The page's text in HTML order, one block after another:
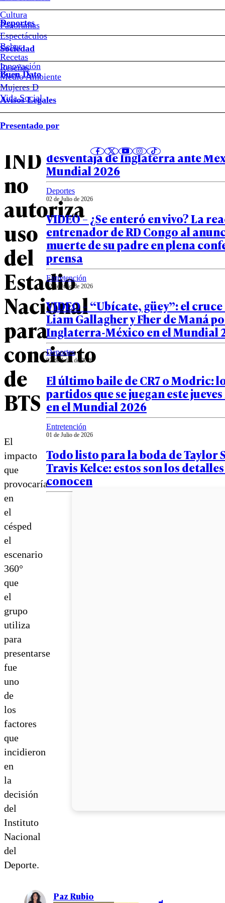
Cultura
Panoramas
Espectáculos
Beber
Recetas
Reseñas
Deportes
Sociedad
Innovación
Medio Ambiente
Mujeres D
Vida Social
Buen Dato
Avisos Legales
Presentado por
Deporte
#Magazine
Golpe
para
las
ARMYS:
IND
no
autoriza
uso
del
Estadio
Nacional
para
concierto
de
BTS
El
impacto
que
provocaría
en
el
césped
el
escenario
360°
que
el
grupo
utiliza
para
presentarse
fue
uno
de
los
factores
que
incidieron
en
la
decisión
del
Instituto
Nacional
del
Deporte.
Paz Rubio
Notas relacionadas
02 de Julio de 2026
“Imposible adaptarse”: Tuchel
desventaja de Inglaterra ante
Mundial 2026
Deportes
02 de Julio de 2026
VIDEO – ¿Se enteró en vivo? La
entrenador de RD Congo al
muerte de su padre en plena
prensa
Entretención
02 de Julio de 2026
VIDEO – “Ubícate, güey”: el
Liam Gallagher y Fher de Maná
Inglaterra-México en el Mundial
Deportes
02 de Julio de 2026
El último baile de CR7 o Modric:
partidos que se juegan este
en el Mundial 2026
Entretención
01 de Julio de 2026
Todo listo para la boda de Taylor
Travis Kelce: estos son los
conocen